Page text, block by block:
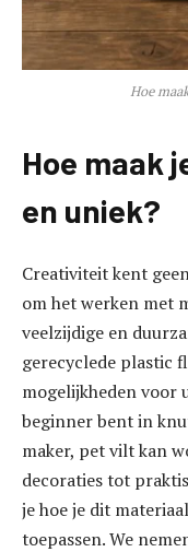
Hoe
Hoe maak
en uniek?
Creativiteit kent
om het werken met
veelzijdige en
gerecyclede plastic
mogelijkheden voor
beginner bent in
maker, pet vilt kan
decoraties tot
je hoe je dit
toepassen. We